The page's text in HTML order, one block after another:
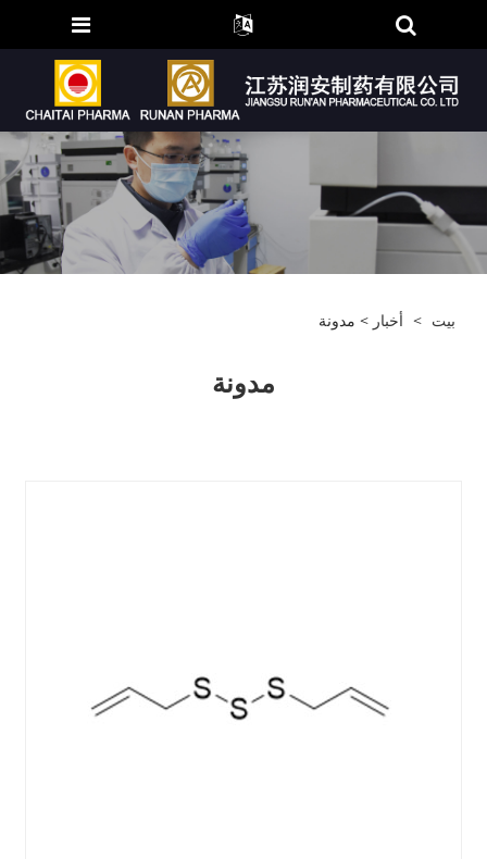
بيت > أخبار > مدونة
مدونة